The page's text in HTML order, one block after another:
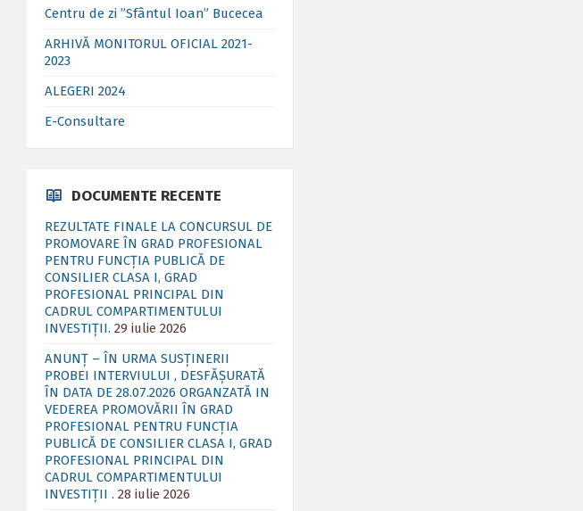
Centru de zi ”Sfântul Ioan” Bucecea
ARHIVĂ MONITORUL OFICIAL 2021-
2023
ALEGERI 2024
E-Consultare
DOCUMENTE RECENTE
REZULTATE FINALE LA CONCURSUL DE
PROMOVARE ÎN GRAD PROFESIONAL
PENTRU FUNCȚIA PUBLICĂ DE
CONSILIER CLASA I, GRAD
PROFESIONAL PRINCIPAL DIN
CADRUL COMPARTIMENTULUI
INVESTIȚII. 29 iulie 2026
ANUNȚ – ÎN URMA SUSȚINERII
PROBEI INTERVIULUI , DESFĂȘURATĂ
ÎN DATA DE 28.07.2026 ORGANZATĂ IN
VEDEREA PROMOVĂRII ÎN GRAD
PROFESIONAL PENTRU FUNCȚIA
PUBLICĂ DE CONSILIER CLASA I, GRAD
PROFESIONAL PRINCIPAL DIN
CADRUL COMPARTIMENTULUI
INVESTIȚII . 28 iulie 2026